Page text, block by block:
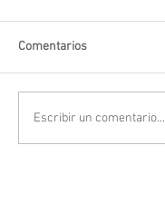
Comentarios
Escribir un comentario...